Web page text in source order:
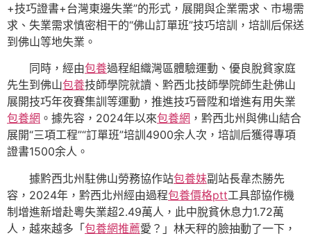
+技巧證書+台灣東邊失業”的形式，展開與企業需求、市場需
求、失業需求慎密相干的“佛山訂單班”技巧培訓，培訓后保送
到佛山等地失業。
同時，經由包養過程組織灣區體驗運動、優良脫貧家庭
先生到佛山包養技師學院就讀、黔西北技師學院師生赴佛山
展開技巧年夜賽集訓等運動，推進技巧晉陞和增進有用失業
包養網 。據先容，2024年以來包養網 ，黔西北州與佛山結合
展開“三項工程”“訂單班”培訓4900余人次，培訓后獲得專項
證書1500余人。
據黔西北州駐佛山勞務協作站包養妹副站長韋杰勝先
容，2024年，黔西北州經由過程包養價格ptt工具部協作機
制增進新增赴粵失業超2.49萬人，此中脫貧休息力1.72萬
人，越來越多「包養網推薦愛？」林天秤的臉抽動了一下，